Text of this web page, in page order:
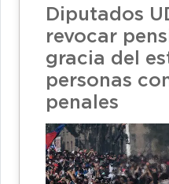
Diputados
revocar
gracia del
personas
penales